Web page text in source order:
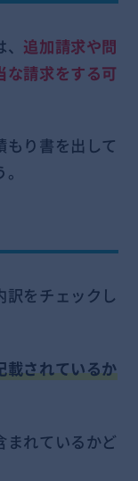
追加請求や問
な請求をする可
もり書を出して
訳をチェックし
載されているか
まれているかど